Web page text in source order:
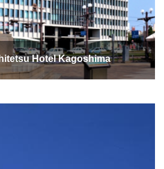
Hotel Kagoshima